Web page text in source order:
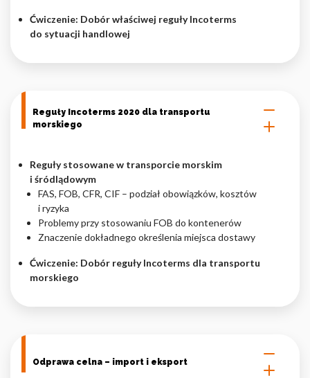
Ćwiczenie: Dobór właściwej reguły Incoterms
do sytuacji handlowej
Reguły Incoterms 2020 dla transportu
morskiego
Reguły stosowane w transporcie morskim
i śródlądowym
FAS, FOB, CFR, CIF – podział obowiązków, kosztów
i ryzyka
Problemy przy stosowaniu FOB do kontenerów
Znaczenie dokładnego określenia miejsca dostawy
Ćwiczenie: Dobór reguły Incoterms dla transportu
morskiego
Odprawa celna – import i eksport